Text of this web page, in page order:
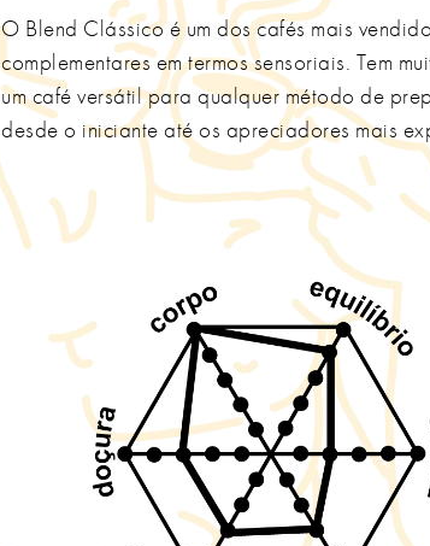
O Blend Clássico é um dos cafés mais
complementares em termos sensoriais. Tem
um café versátil para qualquer método de
desde o iniciante até os apreciadores mais